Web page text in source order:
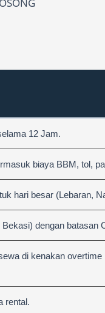
12 Jam.
biaya BBM, tol,
hari besar (Lebaran,
dengan batasan
di kenakan
rental.